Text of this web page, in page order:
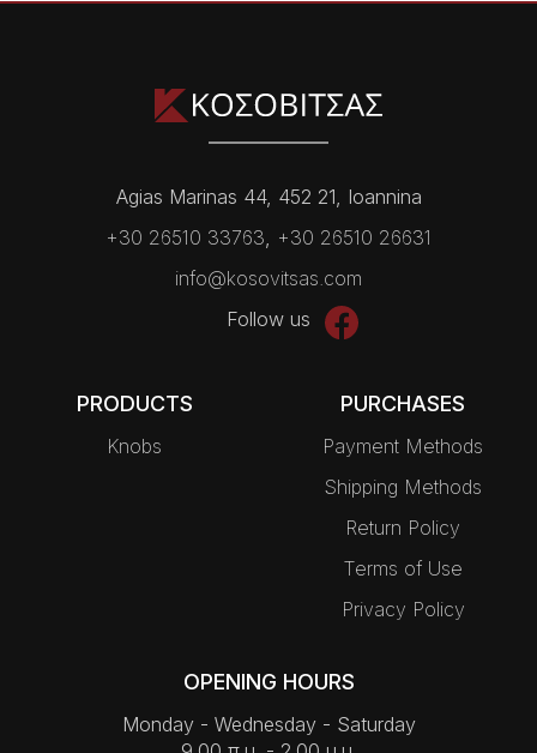
Agias Marinas 44, 452 21, Ioannina
+30 26510 33763, +30 26510 26631
info@kosovitsas.com
Follow us
PRODUCTS
Knobs
PURCHASES
Payment Methods
Shipping Methods
Return Policy
Terms of Use
Privacy Policy
OPENING HOURS
Monday - Wednesday - Saturday